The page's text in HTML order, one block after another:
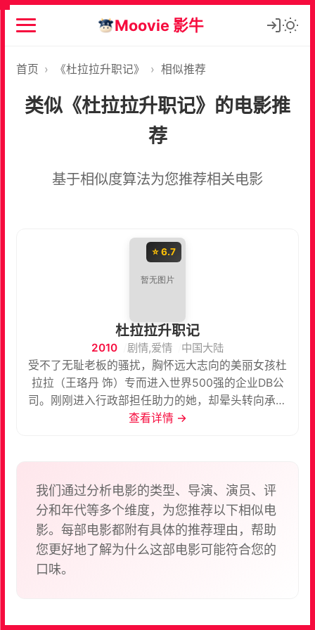
Moovie 影牛
首页 › 《杜拉拉升职记》 › 相似推荐
类似《杜拉拉升职记》的电影推
荐
基于相似度算法为您推荐相关电影
⭐ 6.7
杜拉拉升职记
2010 剧情,爱情
中国大陆
受不了无耻老板的骚扰，胸怀远大志向的美丽女孩杜
拉拉（王珞丹 饰）专而进入世界500强的企业DB公
司。刚刚进入行政部担任助力的她，却晕头转向承担
起公司装修的主持任务，虽然困难重重，家庭、爱情
终胜任行政部经理。薪水保障的同时也从市场总监王
伟（李光洁 饰）那里收获美好的爱情。不过美国那位
经常爬墙的老师曾说过，“能力越大，责任越大”，杜
拉拉不仅要应付工作上越来越大的挑战，感情上也面
临前所未有的困局，她最终能否解决这一切呢？ 本片
根据同名畅销小说改编，该小说还被改编为电影、话
查看详情 →
我们通过分析电影的类型、导演、演员、评
分和年代等多个维度，为您推荐以下相似电
影。每部电影都附有具体的推荐理由，帮助
您更好地了解为什么这部电影可能符合您的
口味。